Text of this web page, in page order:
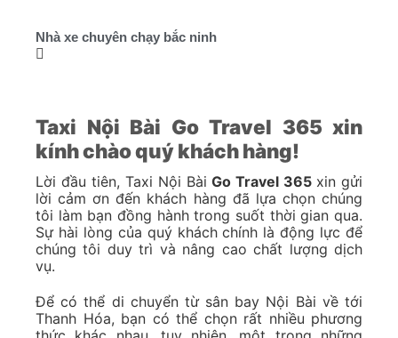
Nhà xe chuyên chạy bắc ninh
Taxi Nội Bài Go Travel 365 xin
kính chào quý khách hàng!
Lời đầu tiên, Taxi Nội BàiGo Travel 365 xin gửi
lời cảm ơn đến khách hàng đã lựa chọn chúng
tôi làm bạn đồng hành trong suốt thời gian qua.
Sự hài lòng của quý khách chính là động lực để
chúng tôi duy trì và nâng cao chất lượng dịch
vụ.
Để có thể di chuyển từ sân bay Nội Bài về tới
Thanh Hóa, bạn có thể chọn rất nhiều phương